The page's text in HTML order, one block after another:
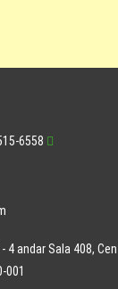
6558
4 andar Sala 408,
001